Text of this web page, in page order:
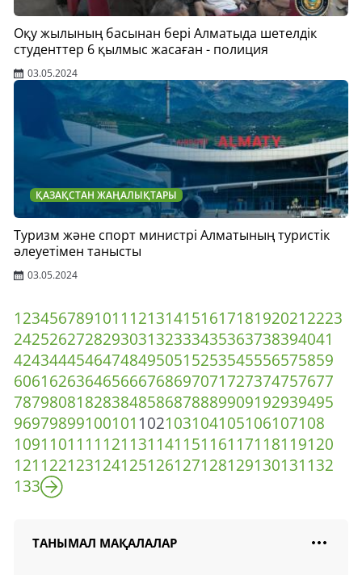
Оқу жылының басынан бері Алматыда шетелдік
студенттер 6 қылмыс жасаған - полиция
03.05.2024
ҚАЗАҚСТАН ЖАҢАЛЫҚТАРЫ
Туризм және спорт министрі Алматының туристік
әлеуетімен танысты
03.05.2024
1234567891011 121314151617181920212223
242526272829303132333435363738394041
424344454647484950515253545556575859
606162636465666768697071727374757677
787980818283848586878889909192939495
96979899100101 102103104105106107108
109110111 112113114115116117118119120
121 122123124125126127128129130131 132
133
ТАНЫМАЛ МАҚАЛАЛАР